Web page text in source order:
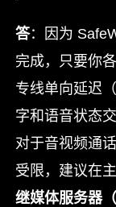
答：因为
完成，只要你
专线单向延迟
字和语音状态
对于音视频通
受限，建议在
继媒体服务器